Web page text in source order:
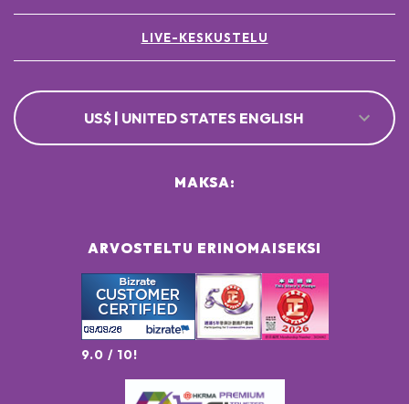
LIVE-KESKUSTELU
US$ | UNITED STATES ENGLISH
ARVOSTELTU ERINOMAISEKSI
9.0 / 10!
MAKSA: